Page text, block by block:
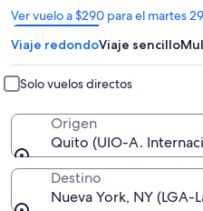
Ver vuelo a $290 para el martes
Se
abrirá
en
una
nueva
ventana
Viaje redondoViaje sencillo
Solo vuelos directos
Origen
Quito (UIO-A.
Destino
Nueva York, NY (LGA-